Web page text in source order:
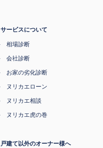
サービスについて
相場診断
会社診断
お家の劣化診断
ヌリカエローン
ヌリカエ相談
ヌリカエ虎の巻
戸建て以外のオーナー様へ